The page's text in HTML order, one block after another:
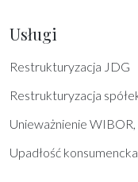
Usługi
Restrukturyzacja JDG
Restrukturyzacja
Unieważnienie
Upadłość konsumencka